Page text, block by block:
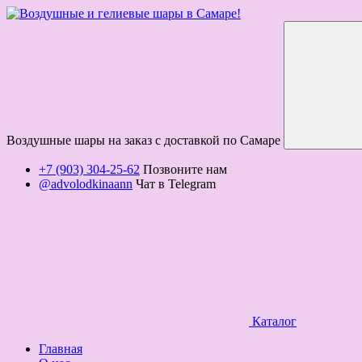
Воздушные шары на заказ с доставкой по Самаре
+7 (903) 304-25-62 Позвоните нам
@advolodkinaann Чат в Telegram
Каталог
Главная